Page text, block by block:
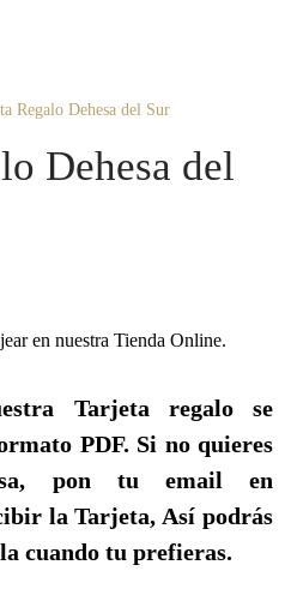
Regalo Dehesa del Sur
Dehesa del
en nuestra Tienda Online.
Tarjeta regalo se
PDF. Si no quieres
pon tu email en
la Tarjeta, Así podrás
cuando tu prefieras.